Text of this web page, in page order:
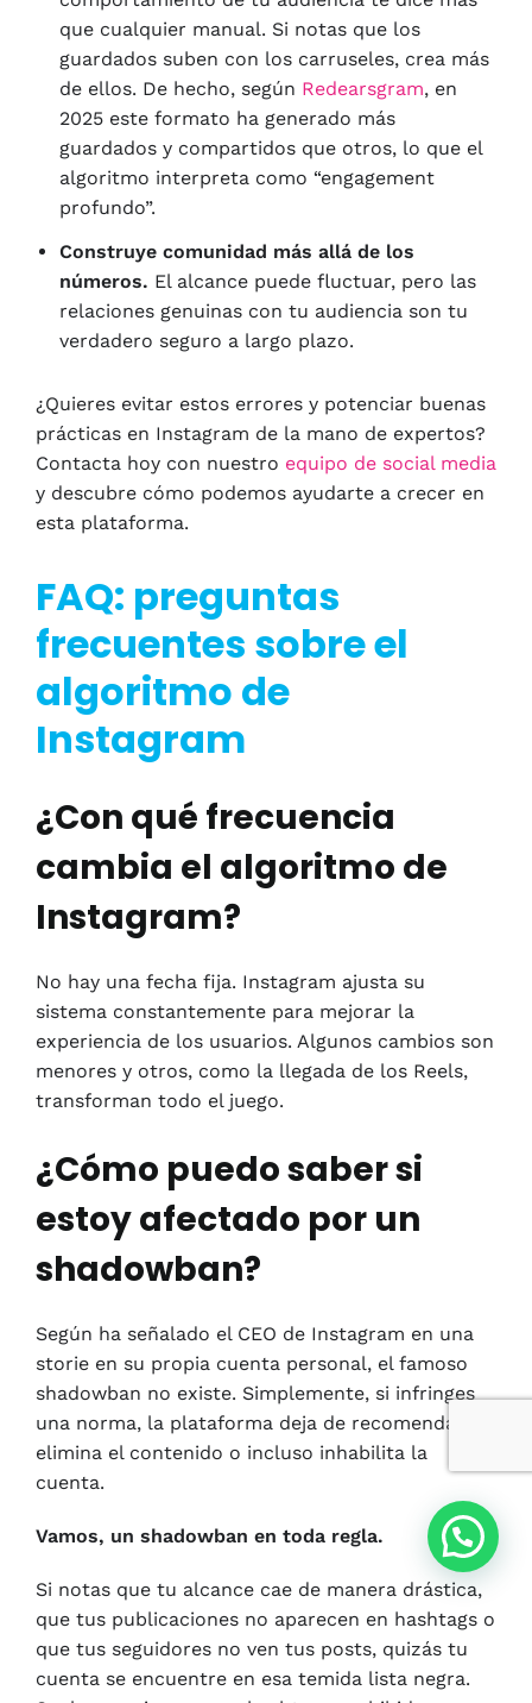
que cualquier manual. Si notas que los
guardados suben con los carruseles, crea más
de ellos. De hecho, según Redearsgram, en
2025 este formato ha generado más
guardados y compartidos que otros, lo que el
algoritmo interpreta como “engagement
profundo”.
Construye comunidad más allá de los
números. El alcance puede fluctuar, pero las
relaciones genuinas con tu audiencia son tu
verdadero seguro a largo plazo.
¿Quieres evitar estos errores y potenciar buenas
prácticas en Instagram de la mano de expertos?
Contacta hoy con nuestro equipo de social media
y descubre cómo podemos ayudarte a crecer en
esta plataforma.
FAQ: preguntas
frecuentes sobre el
algoritmo de
Instagram
¿Con qué frecuencia
cambia el algoritmo de
Instagram?
No hay una fecha fija. Instagram ajusta su
sistema constantemente para mejorar la
experiencia de los usuarios. Algunos cambios son
menores y otros, como la llegada de los Reels,
transforman todo el juego.
¿Cómo puedo saber si
estoy afectado por un
shadowban?
Según ha señalado el CEO de Instagram en una
storie en su propia cuenta personal, el famoso
shadowban no existe. Simplemente, si infringes
una norma, la plataforma deja de recomendar,
elimina el contenido o incluso inhabilita la
cuenta.
Vamos, un shadowban en toda regla.
Si notas que tu alcance cae de manera drástica,
que tus publicaciones no aparecen en hashtags o
que tus seguidores no ven tus posts, quizás tu
cuenta se encuentre en esa temida lista negra.